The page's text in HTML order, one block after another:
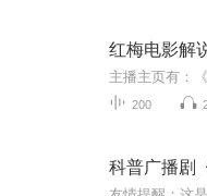
200
科普广播剧